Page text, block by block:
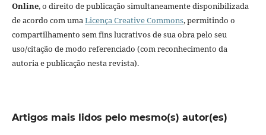
Online, o direito de publicação simultaneamente disponibilizada
de acordo com umaLicença Creative Commons, permitindo o
compartilhamento sem fins lucrativos de sua obra pelo seu
uso/citação de modo referenciado (com reconhecimento da
autoria e publicação nesta revista).
Artigos mais lidos pelo mesmo(s) autor(es)